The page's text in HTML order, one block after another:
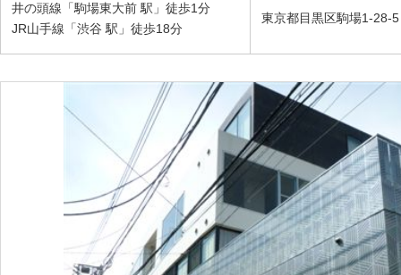
井の頭線「駒場東大前 駅」徒歩1分
JR山手線「渋谷 駅」徒歩18分
東京都目黒区駒場1-28-5